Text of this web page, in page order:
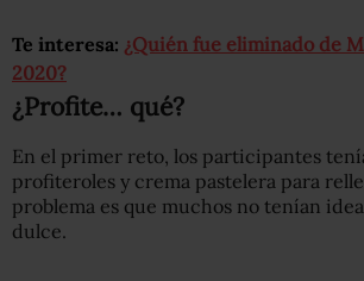
Te interesa: ¿Quién fue eliminado de
2020?
¿Profite… qué?
En el primer reto, los participantes
profiteroles y crema pastelera para
problema es que muchos no tenían
dulce.